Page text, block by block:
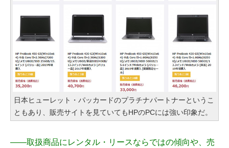
日本ヒューレット・パッカードのプラチナパートナーというこ
ともあり、販売サイトを見ていてもHPのPCには強い印象だ。
――取扱商品にレンタル・リースならではの傾向や、売